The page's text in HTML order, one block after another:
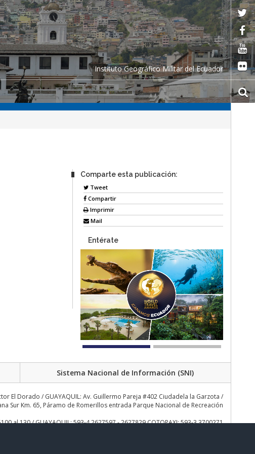
Instituto Geográfico Militar del Ecuador
Comparte esta publicación:
Tweet
Compartir
Imprimir
Mail
Entérate
Sistema Nacional de Información (SNI)
El Dorado / GUAYAQUIL: Av. Guillermo Pareja #402 Ciudadela la Garzota /
Sur Km. 65, Páramo de Romerillos entrada Parque Nacional de Recreación
al 130 / GUAYAQUIL: 593-4 2627597 - 2627829 COTOPAXI: 593-3 3700271